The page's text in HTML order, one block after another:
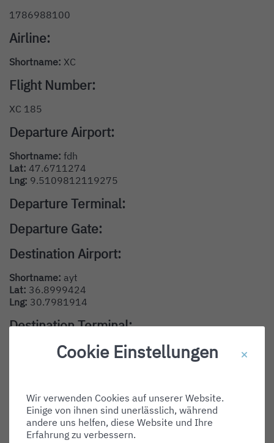
1786988100
Airline:
Shortname: XC
Flight Number:
XC 185
Departure Airport:
Shortname: fdh
Lat: 47.6711274
Lng: 9.5109812119275
Departure Terminal:
Departure Gate:
Destination Airport:
Shortname: ayt
Lat: 36.8999424
Lng: 30.7981914
Destination Terminal:
Destination Gate:
Shortname:
Type:
departure
Cookie Einstellungen
Wir verwenden Cookies auf unserer Website.
Einige von ihnen sind unerlässlich, während
andere uns helfen, diese Website und Ihre
Erfahrung zu verbessern.